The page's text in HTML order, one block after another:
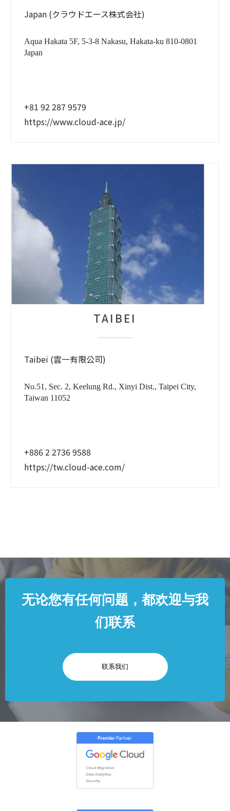
Japan (クラウドエース株式会社)
Aqua Hakata 5F, 5-3-8 Nakasu, Hakata-ku 810-0801
Japan
+81 92 287 9579
https://www.cloud-ace.jp/
TAIBEI
Taibei (雲一有限公司)
No.51, Sec. 2, Keelung Rd., Xinyi Dist., Taipei City,
Taiwan 11052
+886 2 2736 9588
https://tw.cloud-ace.com/
无论您有任何问题，都欢迎与我
们联系
联系我们